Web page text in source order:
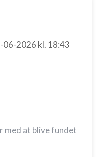
06-2026 kl. 18:43
med at blive fundet